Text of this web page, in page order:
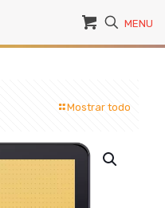
MENU
Mostrar todo